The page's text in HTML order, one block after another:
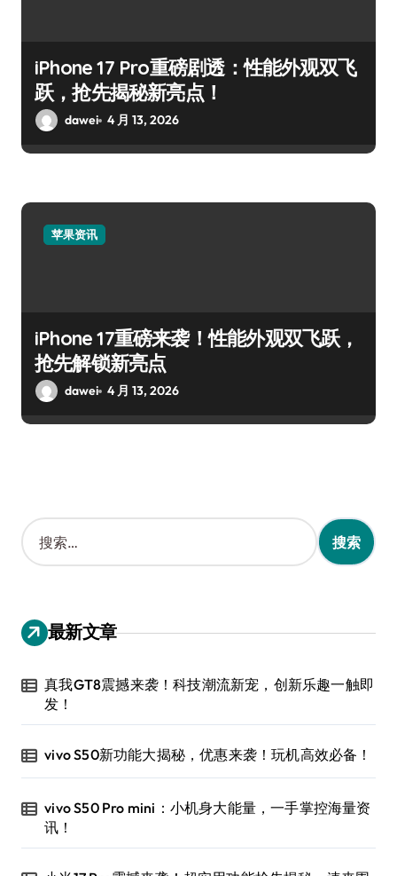
iPhone 17 Pro重磅剧透：性能外观双飞
跃，抢先揭秘新亮点！
dawei 4 月 13, 2026
苹果资讯
iPhone 17重磅来袭！性能外观双飞跃，
抢先解锁新亮点
dawei 4 月 13, 2026
搜
索
：
最新文章
真我GT8震撼来袭！科技潮流新宠，创新乐趣一触即
发！
vivo S50新功能大揭秘，优惠来袭！玩机高效必备！
vivo S50 Pro mini：小机身大能量，一手掌控海量资
讯！